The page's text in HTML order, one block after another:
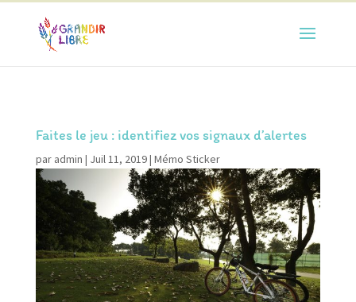
Faites le jeu : identifiez vos signaux d’alertes
par admin | Juil 11, 2019| Mémo Sticker